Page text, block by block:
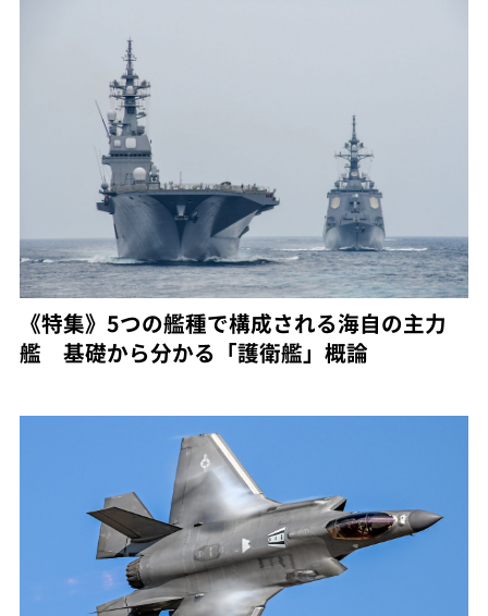
《特集》5つの艦種で構成される海自の主力
艦 基礎から分かる「護衛艦」概論